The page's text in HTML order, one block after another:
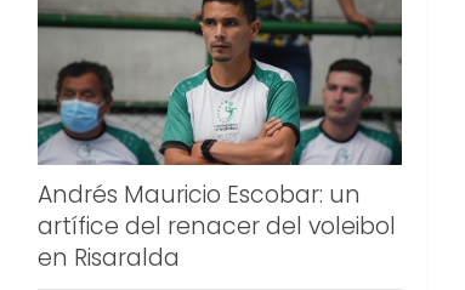
Andrés Mauricio Escobar: un
artífice del renacer del voleibol
en Risaralda